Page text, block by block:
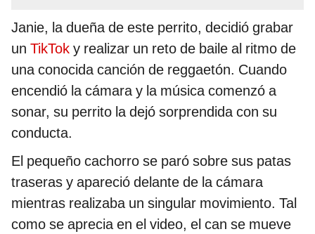
Janie, la dueña de este perrito, decidió grabar
un TikTok y realizar un reto de baile al ritmo de
una conocida canción de reggaetón. Cuando
encendió la cámara y la música comenzó a
sonar, su perrito la dejó sorprendida con su
conducta.
El pequeño cachorro se paró sobre sus patas
traseras y apareció delante de la cámara
mientras realizaba un singular movimiento. Tal
como se aprecia en el video, el can se mueve